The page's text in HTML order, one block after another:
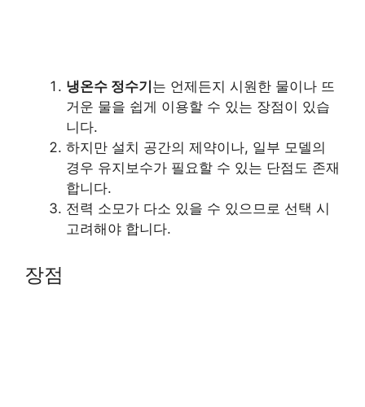
냉온수 정수기 는 언제든지 시원한 물이나 뜨
거운 물을 쉽게 이용할 수 있는 장점이 있습
니다.
하지만 설치 공간의 제약이나, 일부 모델의
경우 유지보수가 필요할 수 있는 단점도 존재
합니다.
전력 소모가 다소 있을 수 있으므로 선택 시
고려해야 합니다.
장점